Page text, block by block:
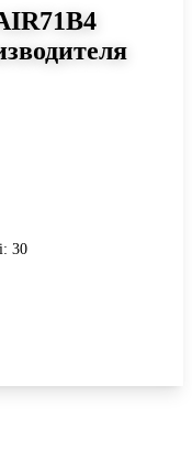
i: 30